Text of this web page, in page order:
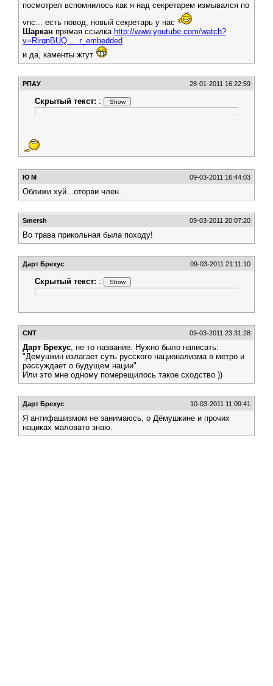
посмотрел вспомнилось как я над секретарем измывался по
vnc... есть повод, новый секретарь у нас
Шаркан прямая ссылка http://www.youtube.com/watch?
v=RirqnBUQ ... r_embedded
и да, каменты жгут
РПАУ 28-01-2011 16:22:59
Скрытый текст: :
Ю М 09-03-2011 16:44:03
Оближи хуй...оторви член.
Smersh 09-03-2011 20:07:20
Во трава прикольная была походу!
Дарт Брехус 09-03-2011 21:11:10
Скрытый текст: :
CNT 09-03-2011 23:31:28
Дарт Брехус, не то название. Нужно было написать:
"Демушкин излагает суть русского национализма в метро и
рассуждает о будущем нации"
Или это мне одному померещилось такое сходство ))
Дарт Брехус 10-03-2011 11:09:41
Я антифашизмом не занимаюсь, о Дёмушкине и прочих
нациках маловато знаю.